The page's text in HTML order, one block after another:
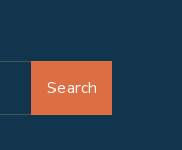
Search